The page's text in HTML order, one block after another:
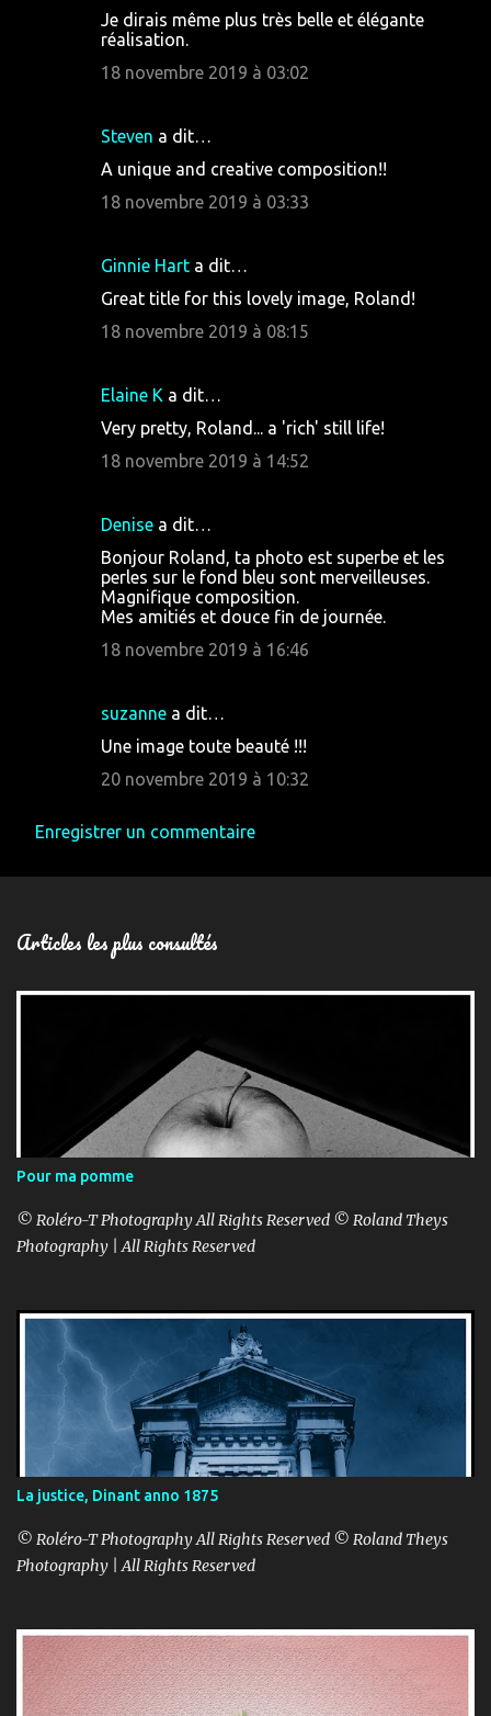
Je dirais même plus très belle et élégante
réalisation.
18 novembre 2019 à 03:02
Steven a dit…
A unique and creative composition!!
18 novembre 2019 à 03:33
Ginnie Hart a dit…
Great title for this lovely image, Roland!
18 novembre 2019 à 08:15
Elaine K a dit…
Very pretty, Roland... a 'rich' still life!
18 novembre 2019 à 14:52
Denise a dit…
Bonjour Roland, ta photo est superbe et les
perles sur le fond bleu sont merveilleuses.
Magnifique composition.
Mes amitiés et douce fin de journée.
18 novembre 2019 à 16:46
suzanne a dit…
Une image toute beauté !!!
20 novembre 2019 à 10:32
Enregistrer un commentaire
Articles les plus consultés
Pour ma pomme
© Roléro-T Photography All Rights Reserved © Roland Theys
Photography | All Rights Reserved
La justice, Dinant anno 1875
© Roléro-T Photography All Rights Reserved © Roland Theys
Photography | All Rights Reserved